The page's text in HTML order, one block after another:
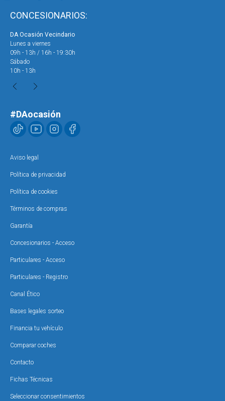
CONCESIONARIOS:
DA Ocasión Vecindario
Lunes a viernes
09h - 13h / 16h - 19:30h
Sábado
10h - 13h
#DAocasión
Aviso legal
Política de privacidad
Política de cookies
Términos de compras
Garantía
Concesionarios - Acceso
Particulares - Acceso
Particulares - Registro
Canal Ético
Bases legales sorteo
Financia tu vehículo
Comparar coches
Contacto
Fichas Técnicas
Seleccionar consentimientos